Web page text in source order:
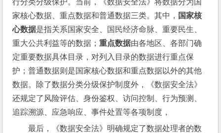
行分类分级保护。当前，《数据安全法》将数据分为国
家核心数据、重点数据和普通数据三类。其中， 国家核
心数据是指关系国家安全、国民经济命脉、重要民生、
重大公共利益等的数据；重点数据由各地区、各部门确
定重要数据具体目录，对列入目录的数据进行重点保
护；普通数据则是国家核心数据和重点数据以外的其他
数据。除了数据分类分级保护制度外，《数据安全法》
还规定了风险评估、身份鉴权、访问控制、行为预测、
追踪溯源、应急响应、事件处置等各项制度，
最后，《数据安全法》明确规定了数据处理者的数